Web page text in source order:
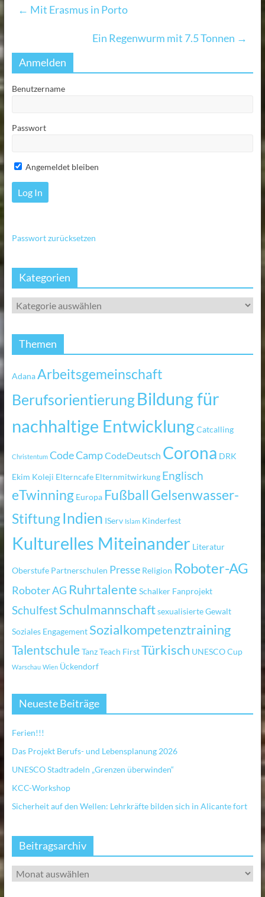
← Mit Erasmus in Porto
Ein Regenwurm mit 7.5 Tonnen →
Anmelden
Benutzername
Passwort
Angemeldet bleiben
Passwort zurücksetzen
Kategorien
Themen
AdanaArbeitsgemeinschaft
BerufsorientierungBildung für
nachhaltige EntwicklungCatcalling
Christentum Code CampCodeDeutsch Corona DRK
Ekim Koleji Elterncafe Elternmitwirkung Englisch
eTwinning Europa Fußball Gelsenwasser-
StiftungIndien IServ Islam Kinderfest
Kulturelles Miteinander Literatur
Oberstufe Partnerschulen Presse Religion Roboter-AG
Roboter AG Ruhrtalente Schalker Fanprojekt
SchulfestSchulmannschaftsexualisierte Gewalt
Soziales Engagement Sozialkompetenztraining
TalentschuleTanzTeach FirstTürkisch UNESCO Cup
Warschau Wien Ückendorf
Neueste Beiträge
Ferien!!!
Das Projekt Berufs- und Lebensplanung 2026
UNESCO Stadtradeln „Grenzen überwinden“
KCC-Workshop
Sicherheit auf den Wellen: Lehrkräfte bilden sich in Alicante fort
Beitragsarchiv